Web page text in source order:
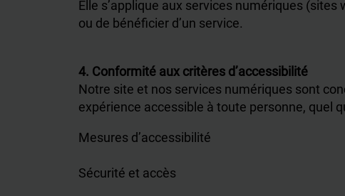
Elle s’applique aux services numériques
ou de bénéficier d’un service.
4. Conformité aux critères d’accessibilité
Notre site et nos services numériques sont
expérience accessible à toute personne, quel
Mesures d’accessibilité
Sécurité et accès